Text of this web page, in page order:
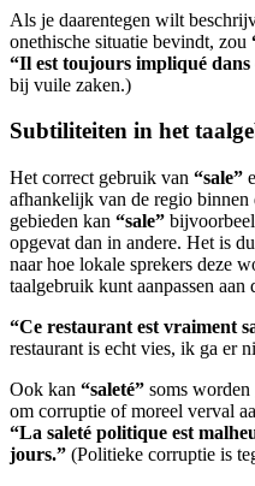
Als je daarentegen wilt
onethische situatie bevindt, zou
“Il est toujours impliqué dans
bij vuile zaken.)
Subtiliteiten in het
Het correct gebruik van “sale”
afhankelijk van de regio
gebieden kan “sale”
opgevat dan in andere. Het is
naar hoe lokale sprekers deze
taalgebruik kunt aanpassen aan
“Ce restaurant est vraiment
restaurant is echt vies, ik ga er
Ook kan “saleté” soms
om corruptie of moreel verval
“La saleté politique est
jours.” (Politieke corruptie is